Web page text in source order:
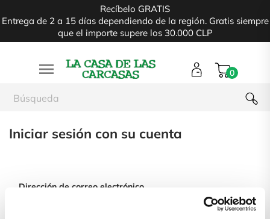
Recíbelo GRATIS
Entrega de 2 a 15 días dependiendo de la región. Gratis siempre
que el importe supere los 30.000 CLP
 0
Iniciar sesión con su cuenta
Dirección de correo electrónico